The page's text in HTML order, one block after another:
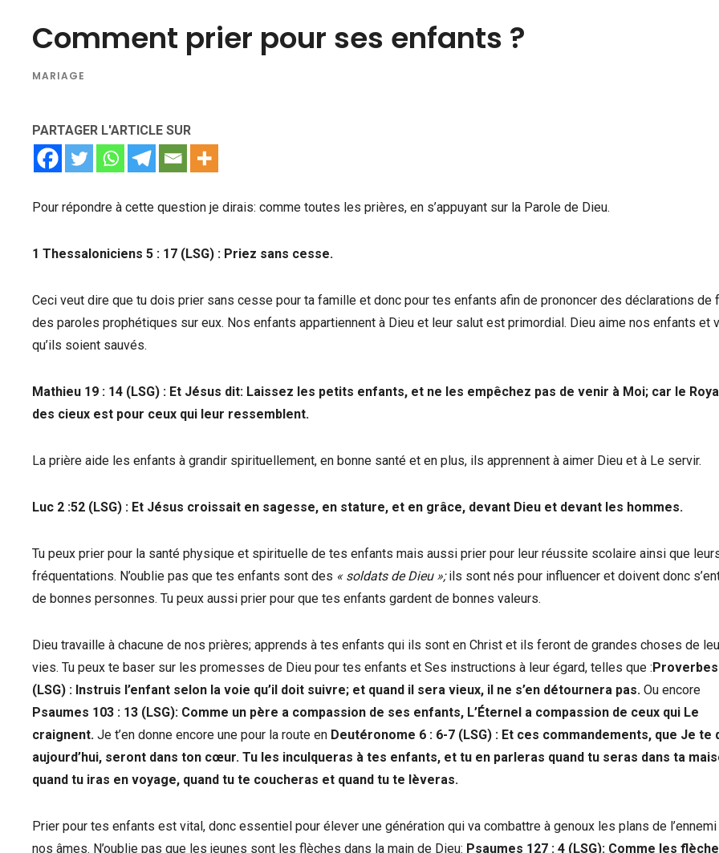
Comment prier pour ses enfants ?
MARIAGE
PARTAGER L'ARTICLE SUR
Pour répondre à cette question je dirais: comme toutes les prières, en s’appuyant sur la Parole de Dieu.
1 Thessaloniciens 5 : 17 (LSG) : Priez sans cesse.
Ceci veut dire que tu dois prier sans cesse pour ta famille et donc pour tes enfants afin de prononcer des déclarations de
des paroles prophétiques sur eux. Nos enfants appartiennent à Dieu et leur salut est primordial. Dieu aime nos enfants et
qu’ils soient sauvés.
Mathieu 19 : 14 (LSG) : Et Jésus dit: Laissez les petits enfants, et ne les empêchez pas de venir à Moi; car le
des cieux est pour ceux qui leur ressemblent.
La prière aide les enfants à grandir spirituellement, en bonne santé et en plus, ils apprennent à aimer Dieu et à Le servir.
Luc 2 :52 (LSG) : Et Jésus croissait en sagesse, en stature, et en grâce, devant Dieu et devant les hommes.
Tu peux prier pour la santé physique et spirituelle de tes enfants mais aussi prier pour leur réussite scolaire ainsi que
fréquentations. N’oublie pas que tes enfants sont des « soldats de Dieu »;ils sont nés pour influencer et doivent donc
de bonnes personnes. Tu peux aussi prier pour que tes enfants gardent de bonnes valeurs.
Dieu travaille à chacune de nos prières; apprends à tes enfants qui ils sont en Christ et ils feront de grandes choses de
vies. Tu peux te baser sur les promesses de Dieu pour tes enfants et Ses instructions à leur égard, telles que :Proverbes
(LSG) : Instruis l’enfant selon la voie qu’il doit suivre; et quand il sera vieux, il ne s’en détournera pas. Ou encore
Psaumes 103 : 13 (LSG): Comme un père a compassion de ses enfants, L’Éternel a compassion de ceux qui Le
craignent. Je t’en donne encore une pour la route en Deutéronome 6 : 6-7 (LSG) : Et ces commandements, que Je te
aujourd’hui, seront dans ton cœur. Tu les inculqueras à tes enfants, et tu en parleras quand tu seras dans ta
quand tu iras en voyage, quand tu te coucheras et quand tu te lèveras.
Prier pour tes enfants est vital, donc essentiel pour élever une génération qui va combattre à genoux les plans de
nos âmes. N’oublie pas que les jeunes sont les flèches dans la main de Dieu: Psaumes 127 : 4 (LSG): Comme les